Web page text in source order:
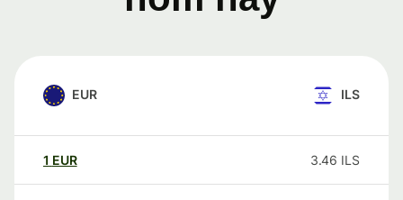
EUR ILS
1 EUR 3.46 ILS